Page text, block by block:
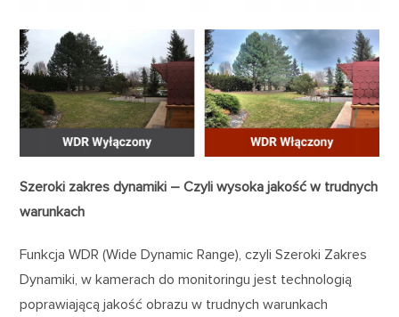
Szeroki zakres dynamiki – Czyli wysoka jakość w trudnych
warunkach
Funkcja WDR (Wide Dynamic Range), czyli Szeroki Zakres
Dynamiki, w kamerach do monitoringu jest technologią
poprawiającą jakość obrazu w trudnych warunkach